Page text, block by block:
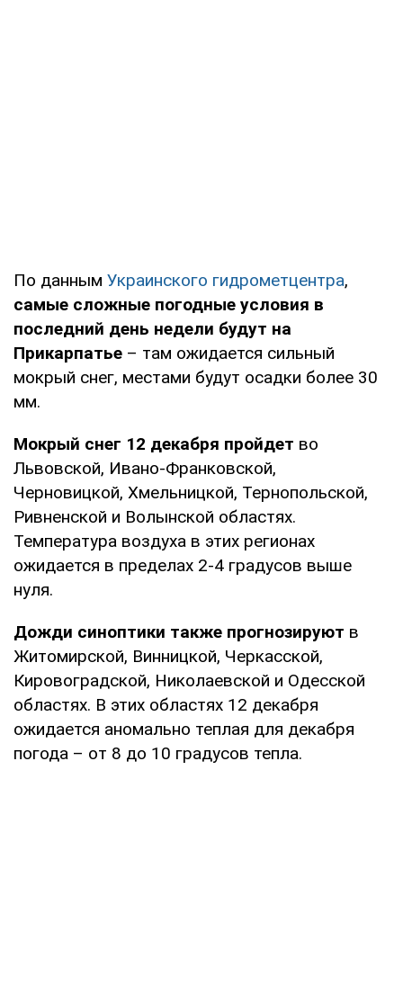
По данным Украинского гидрометцентра,
самые сложные погодные условия в
последний день недели будут на
Прикарпатье – там ожидается сильный
мокрый снег, местами будут осадки более 30
мм.
Мокрый снег 12 декабря пройдет во
Львовской, Ивано-Франковской,
Черновицкой, Хмельницкой, Тернопольской,
Ривненской и Волынской областях.
Температура воздуха в этих регионах
ожидается в пределах 2-4 градусов выше
нуля.
Дожди синоптики также прогнозируют в
Житомирской, Винницкой, Черкасской,
Кировоградской, Николаевской и Одесской
областях. В этих областях 12 декабря
ожидается аномально теплая для декабря
погода – от 8 до 10 градусов тепла.